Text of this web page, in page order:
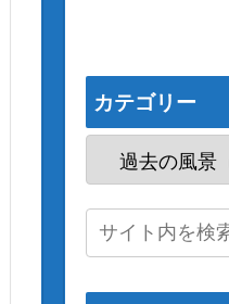
カテゴリー